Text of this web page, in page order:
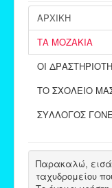
ΑΡΧΙΚΗ
ΤΑ ΜΟΖΑΚΙΑ
ΟΙ
ΤΟ ΣΧΟΛΕΙΟ
ΣΥΛΛΟΓΟΣ
Παρακαλώ,
ταχυδρομείου